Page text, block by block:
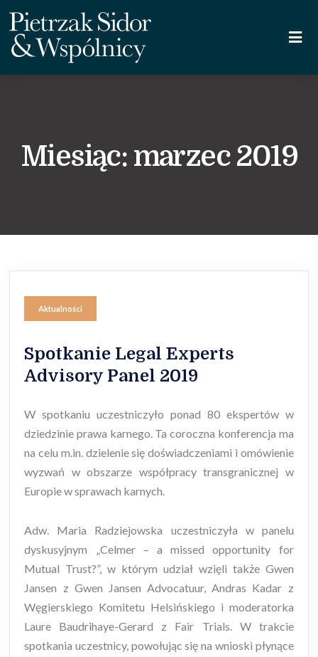
Miesiąc: marzec 2019
Aktualności
Spotkanie Legal Experts
Advisory Panel 2019
W spotkaniu uczestniczyło ponad 80 ekspertów w
dziedzinie prawa karnego. Ta coroczna konferencja ma
na celu m.in. dzielenie się doświadczeniami i omówienie
wyzwań w obszarze współpracy transgranicznej w
Europie w sprawach karnych.
Adw. Maria Radziejowska uczestniczyła w panelu
dyskusyjnym „Celmer – a missed opportunity for
Mutual Trust?”, w którym udział wzięli także Gwen
Jansen z Gwen Jansen Advocatuur, Andras Kadar z
Węgierskiego Komitetu Helsińskiego i moderatorka
Laure Baudrihaye-Gerard z Fair Trials. W trakcie
spotkania uczestnicy, powołując się na wnioski płynące